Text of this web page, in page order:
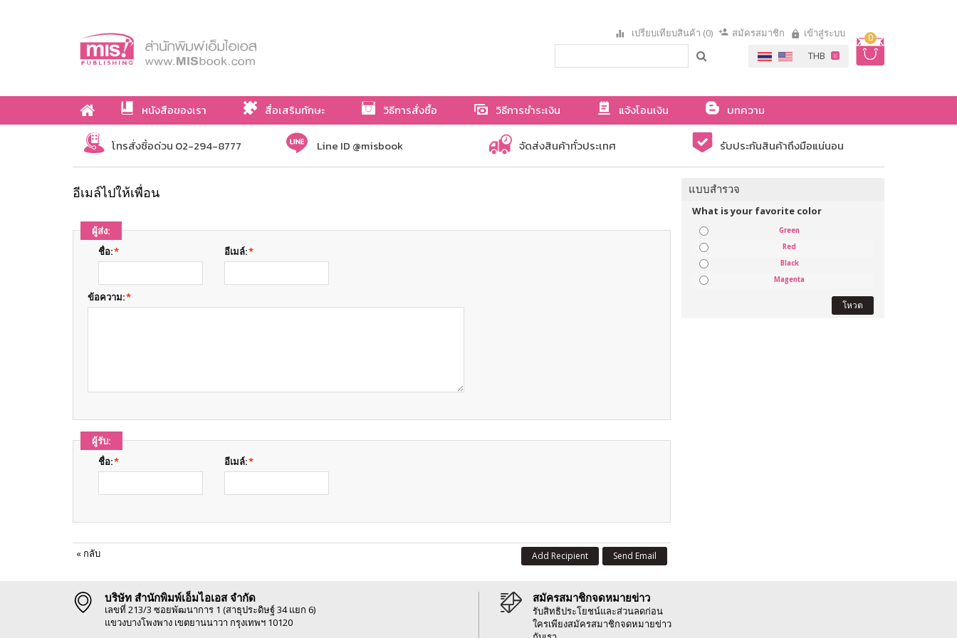
0
เปรียบเทียบสินค้า (0) สมัครสมาชิก เข้าสู่ระบบ
หนังสือของเรา สื่อเสริมทักษะ วิธีการสั่งซื้อ วิธีการชำระเงิน แจ้งโอนเงิน
บทความ
เกี่ยวกับเรา
โทรสั่งซื้อด่วน 02-294-8777 Line ID @misbook จัดส่งสินค้าทั่วประเทศ รับประกันสินค้าถึงมือแน่นอน
อีเมล์ไปให้เพื่อน
ผู้ส่ง:
*
ชื่อ: *
อีเมล์:
*
ข้อความ:
ผู้รับ:
*
ชื่อ: *
อีเมล์:
« กลับ Send Email
Add Recipient
แบบสำรวจ
What is your favorite color
Green
Red
Black
Magenta
โหวต
บริษัท สำนักพิมพ์เอ็มไอเอส จำกัด
เลขที่ 213/3 ซอยพัฒนาการ 1 (สาธุประดิษฐ์ 34 แยก 6)
แขวงบางโพงพาง เขตยานนาวา กรุงเทพฯ 10120
สมัครสมาชิกจดหมายข่าว
รับสิทธิประโยชน์และส่วนลดก่อน
ใครเพียงสมัครสมาชิกจดหมายข่าว